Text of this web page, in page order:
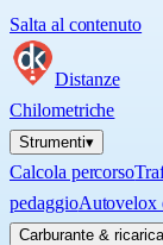
Salta al contenuto
Distanze
Chilometriche
Strumenti▾
Calcola percorso
pedaggioAutovelox
Carburante & ricarica